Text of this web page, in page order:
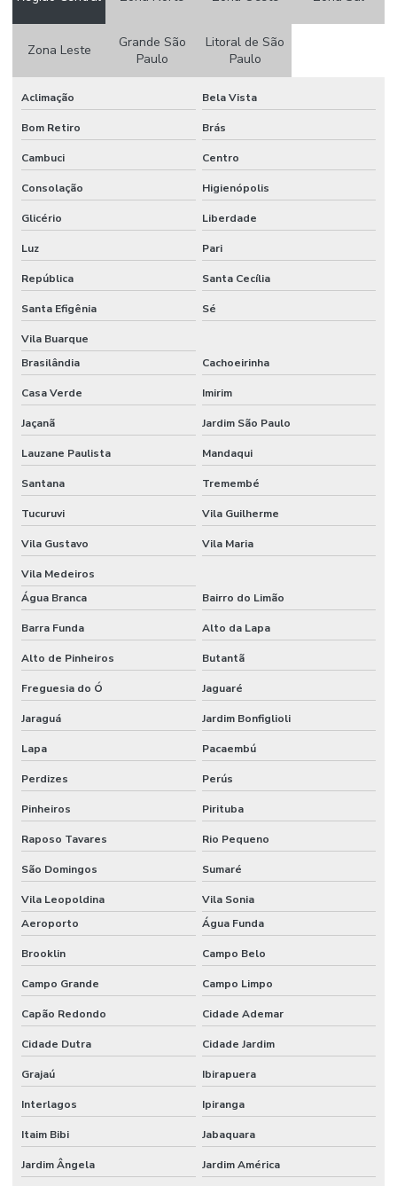
Consultoria pcmso
Consultoria ppp
Consultoria em saúde e segurança do trabalho
Consultoria em segurança do trabalho
Consultoria em segurança do trabalho e meio ambiente
Consultoria em segurança do trabalho SP
Consultoria em segurança e medicina do trabalho
Consultoria em segurança e saúde ocupacional
Consultoria e social
Consultoria de tecnico de segurança do trabalho
Controle de ruidos
Curso de avaliação de ruído
Curso HSE internacional
Curso internacional para técnicos de segurança
Curso IOSH Coaching for Safety
Curso IOSH Managing Safely
Curso para líderes de segurança do trabalho
Curso NEBOSH para engenheiros de segurança
Curso NEBOSH IGC
Curso NEBOSH IGC Brasil
Cursos internacionais de segurança do trabalho
Cursos internacionais de SST
Elaboração do ppp
Elaboração de ltcat
Elaboração de mapa de risco
Empresa de consultoria em saúde e segurança do trabalho
Empresa de consultoria em segurança do trabalho
Empresa de consultoria tecnico de segurança do trabalho
Empresa de engenharia de segurança do trabalho
Empresa de higiene ocupacional
Empresa pgr
Zona Leste
Grande São
Paulo
Litoral de São
Paulo
Aclimação Bela Vista
Bom Retiro Brás
Cambuci Centro
Consolação Higienópolis
Glicério Liberdade
Luz Pari
República Santa Cecília
Santa Efigênia Sé
Vila Buarque
Brasilândia
Cachoeirinha
Casa Verde Imirim
Jaçanã Jardim São Paulo
Lauzane Paulista Mandaqui
Santana Tremembé
Tucuruvi Vila Guilherme
Vila Gustavo Vila Maria
Vila Medeiros
Água Branca
Bairro do Limão
Barra Funda Alto da Lapa
Alto de Pinheiros Butantã
Freguesia do Ó Jaguaré
Jaraguá Jardim Bonfiglioli
Lapa Pacaembú
Perdizes Perús
Pinheiros Pirituba
Raposo Tavares Rio Pequeno
São Domingos Sumaré
Vila Leopoldina
Vila Sonia
Aeroporto
Água Funda
Brooklin Campo Belo
Campo Grande Campo Limpo
Capão Redondo Cidade Ademar
Cidade Dutra Cidade Jardim
Grajaú Ibirapuera
Interlagos Ipiranga
Itaim Bibi Jabaquara
Jardim Ângela Jardim América